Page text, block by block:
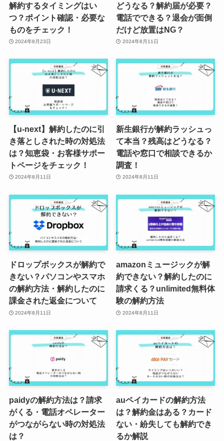
解約するタイミングはい
つ？ポイント確認・必要な
ものをチェック！
2024年8月23日
どうなる？解約届が必要？
電話でできる？退会が面倒
だけど放置はNG？
2024年8月11日
【u-next】解約したのに引
き落としされた時の対処法
は？知恵袋・お客様サポー
トページをチェック！
2024年8月11日
新生銀行が解約ラッシュっ
て本当？残高はどうなる？
電話や窓口で相談できるか
調査！
2024年8月11日
ドロップボックスが解約で
きない？パソコンやスマホ
の解約方法・解約したのに
課金された返金について
2024年8月11日
amazonミュージックが解
約できない？解約したのに
請求くる？unlimited無料体
験の解約方法
2024年8月11日
paidyの解約方法は？請求
がくる・電話オペレーター
がつながらない時の対処法
は？
auペイカードの解約方法
は？解約金はある？カード
ない・紛失しても解約でき
るか解説